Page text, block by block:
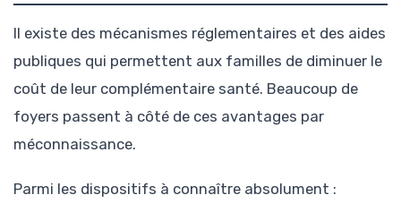
Il existe des mécanismes réglementaires et des aides
publiques qui permettent aux familles de diminuer le
coût de leur complémentaire santé. Beaucoup de
foyers passent à côté de ces avantages par
méconnaissance.
Parmi les dispositifs à connaître absolument :